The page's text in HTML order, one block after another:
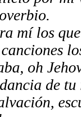
mí los
oh
de